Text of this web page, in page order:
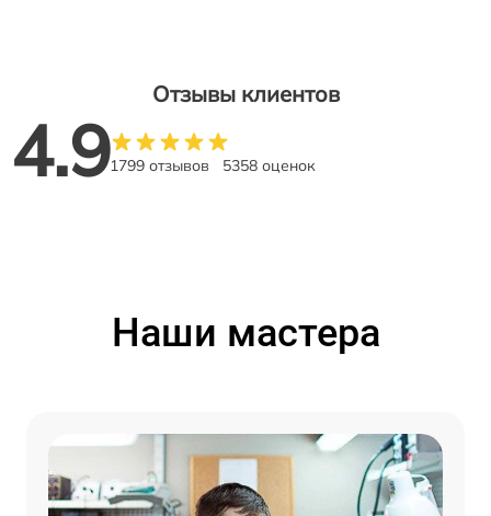
Отзывы клиентов
4.91799 отзывов 5358 оценок
Наши мастера